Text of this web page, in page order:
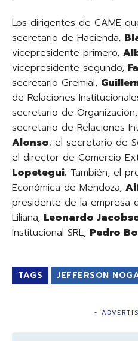
Los dirigentes de CAME
secretario de Hacienda,
vicepresidente primero,
vicepresidente segundo,
secretario Gremial,
de Relaciones
secretario de Organización,
secretario de Relaciones
Alonso; el secretario de
el director de Comercio
Lopetegui. También, el
Económica de Mendoza,
presidente de la empresa
Liliana, Leonardo
Institucional SRL, Pedro
TAGS JEFFERSON
-